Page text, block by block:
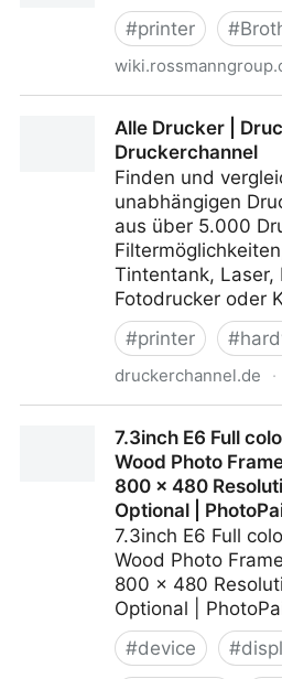
#printer #
Consumer_Action_Taskforce
Alle Drucker |
Druckerchannel
Finden und
unabhängigen
aus über 5.000
Tintentank, Laser,
Fotodrucker oder
#printer #
druckerchannel.de ·
7.3inch E6 Full
Wood Photo
800 × 480
Optional |
7.3inch E6 Full
Wood Photo
800 × 480
Optional |
#device #